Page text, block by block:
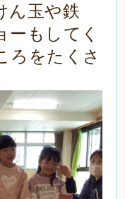
ん玉や鉄
ーもしてく
ろをたくさ